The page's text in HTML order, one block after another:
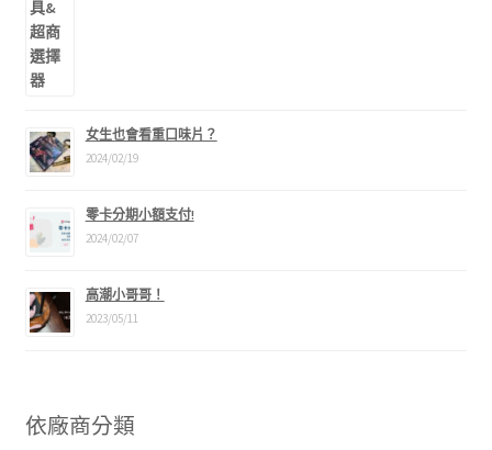
女生也會看重口味片？
2024/02/19
零卡分期小額支付!
2024/02/07
高潮小哥哥！
2023/05/11
依廠商分類